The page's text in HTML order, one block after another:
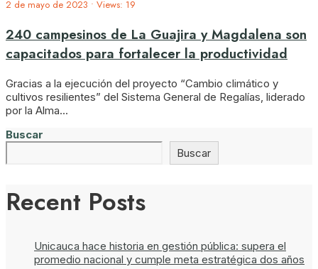
2 de mayo de 2023 • Views: 19
240 campesinos de La Guajira y Magdalena son
capacitados para fortalecer la productividad
Gracias a la ejecución del proyecto “Cambio climático y
cultivos resilientes” del Sistema General de Regalías, liderado
por la Alma...
Buscar
Buscar
Recent Posts
Unicauca hace historia en gestión pública: supera el
promedio nacional y cumple meta estratégica dos años